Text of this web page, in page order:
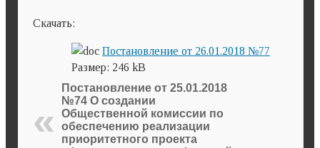
Скачать:
Постановление от 26.01.2018 №77
Размер: 246 kB
Постановление от 25.01.2018
№74 О создании
Общественной комиссии по
обеспечению реализации
приоритетного проекта